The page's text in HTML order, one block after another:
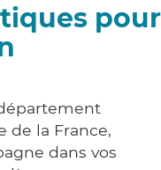
pour
de la France,
dans vos